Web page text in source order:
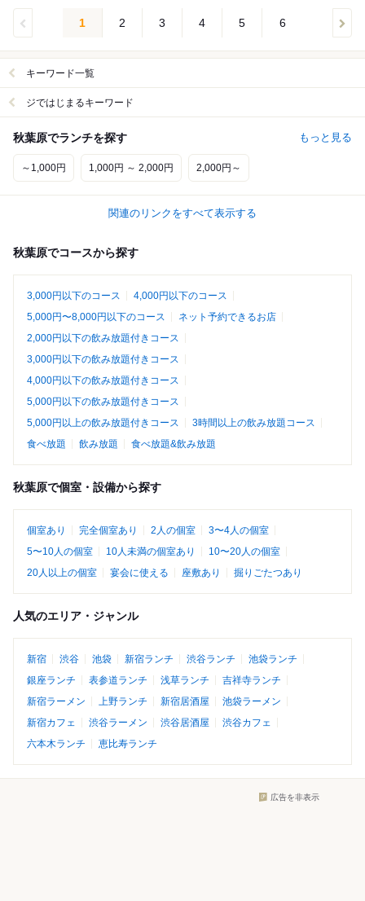
1 2 3 4 5 6
キーワード一覧
ジではじまるキーワード
秋葉原でランチを探す もっと見る
～1,000円 1,000円 ～ 2,000円 2,000円～
関連のリンクをすべて表示する
秋葉原でコースから探す
3,000円以下のコース
4,000円以下のコース
5,000円〜8,000円以下のコース
ネット予約できるお店
2,000円以下の飲み放題付きコース
3,000円以下の飲み放題付きコース
4,000円以下の飲み放題付きコース
5,000円以下の飲み放題付きコース
5,000円以上の飲み放題付きコース
3時間以上の飲み放題コース
食べ放題
飲み放題 食べ放題&飲み放題
秋葉原で個室・設備から探す
個室あり 完全個室あり 2人の個室
3〜4人の個室
5〜10人の個室
10人未満の個室あり
10〜20人の個室
20人以上の個室
宴会に使える 座敷あり 掘りごたつあり
人気のエリア・ジャンル
新宿 渋谷 池袋 新宿ランチ 渋谷ランチ
池袋ランチ
銀座ランチ
表参道ランチ 浅草ランチ
吉祥寺ランチ
新宿ラーメン
上野ランチ 新宿居酒屋
池袋ラーメン
新宿カフェ
渋谷ラーメン 渋谷居酒屋
渋谷カフェ
六本木ランチ
恵比寿ランチ
広告を非表示